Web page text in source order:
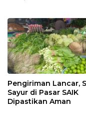
Pengiriman Lancar,
Sayur di Pasar SAIK
Dipastikan Aman